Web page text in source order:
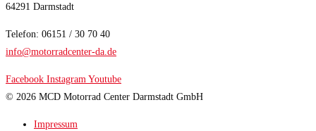
64291 Darmstadt
Telefon: 06151 / 30 70 40
info@motorradcenter-da.de
Facebook Instagram Youtube
© 2026 MCD Motorrad Center Darmstadt GmbH
Impressum